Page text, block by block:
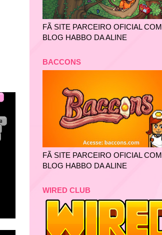
FÃ SITE PARCEIRO OFICIAL COM
BLOG HABBO DA ALINE
BACCONS
FÃ SITE PARCEIRO OFICIAL COM
BLOG HABBO DA ALINE
WIRED CLUB